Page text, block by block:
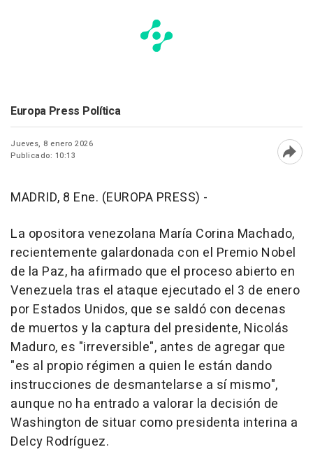
Europa Press Política
Jueves, 8 enero 2026
Publicado: 10:13
MADRID, 8 Ene. (EUROPA PRESS) -
La opositora venezolana María Corina Machado,
recientemente galardonada con el Premio Nobel
de la Paz, ha afirmado que el proceso abierto en
Venezuela tras el ataque ejecutado el 3 de enero
por Estados Unidos, que se saldó con decenas
de muertos y la captura del presidente, Nicolás
Maduro, es "irreversible", antes de agregar que
"es al propio régimen a quien le están dando
instrucciones de desmantelarse a sí mismo",
aunque no ha entrado a valorar la decisión de
Washington de situar como presidenta interina a
Delcy Rodríguez.